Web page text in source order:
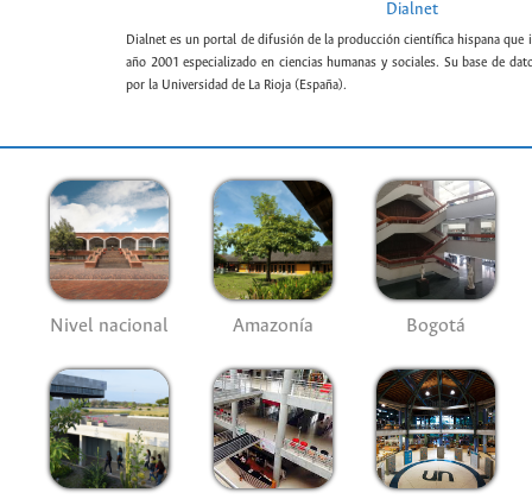
Dialnet
Dialnet es un portal de difusión de la producción científica hispana
año 2001 especializado en ciencias humanas y sociales. Su base de
por la Universidad de La Rioja (España).
Nivel nacional Amazonía Bogotá